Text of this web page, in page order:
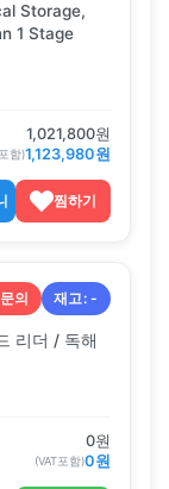
Storage,
1 Stage
1,021,800원
함)1,123,980원
찜하기
의 재고:-
리더 / 독해
0원
(VAT포함)0원